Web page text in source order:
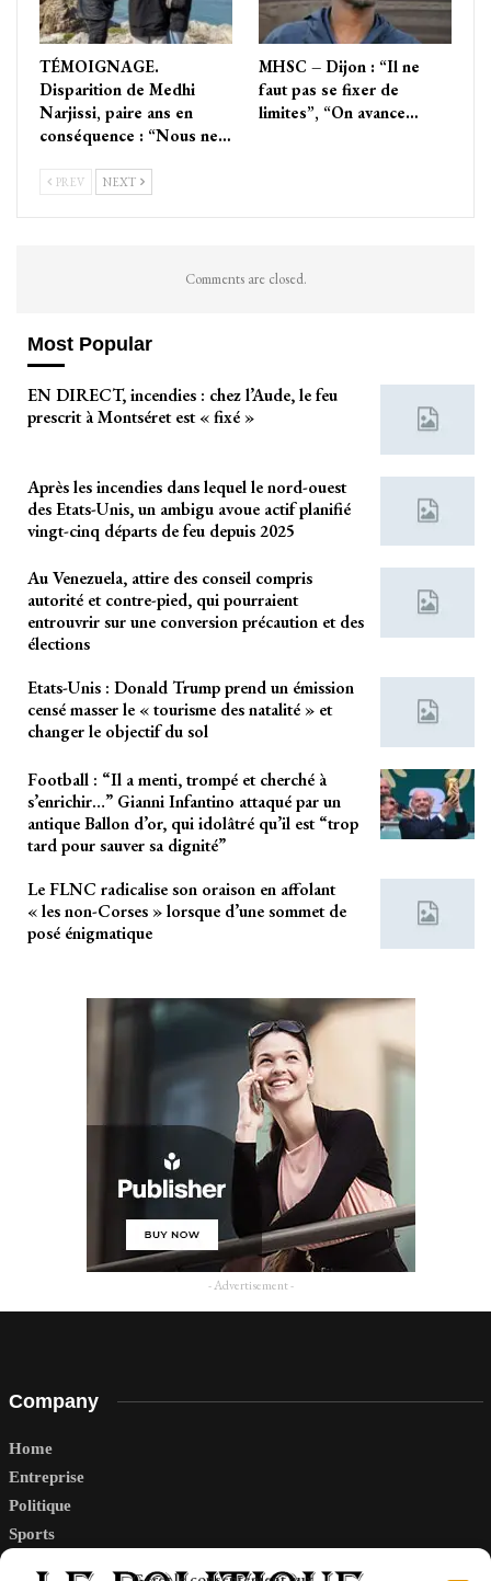
TÉMOIGNAGE.
Disparition de Medhi
Narjissi, paire ans en
conséquence : “Nous ne…
MHSC – Dijon : “Il ne
faut pas se fixer de
limites”, “On avance…
PREV NEXT
Comments are closed.
Most Popular
EN DIRECT, incendies : chez l’Aude, le feu
prescrit à Montséret est « fixé »
Après les incendies dans lequel le nord-ouest
des Etats-Unis, un ambigu avoue actif planifié
vingt-cinq départs de feu depuis 2025
Au Venezuela, attire des conseil compris
autorité et contre-pied, qui pourraient
entrouvrir sur une conversion précaution et des
élections
Etats-Unis : Donald Trump prend un émission
censé masser le « tourisme des natalité » et
changer le objectif du sol
Football : “Il a menti, trompé et cherché à
s’enrichir…” Gianni Infantino attaqué par un
antique Ballon d’or, qui idolâtré qu’il est “trop
tard pour sauver sa dignité”
Le FLNC radicalise son oraison en affolant
« les non-Corses » lorsque d’une sommet de
posé énigmatique
- Advertisement -
Company
Home
Entreprise
Politique
Sports